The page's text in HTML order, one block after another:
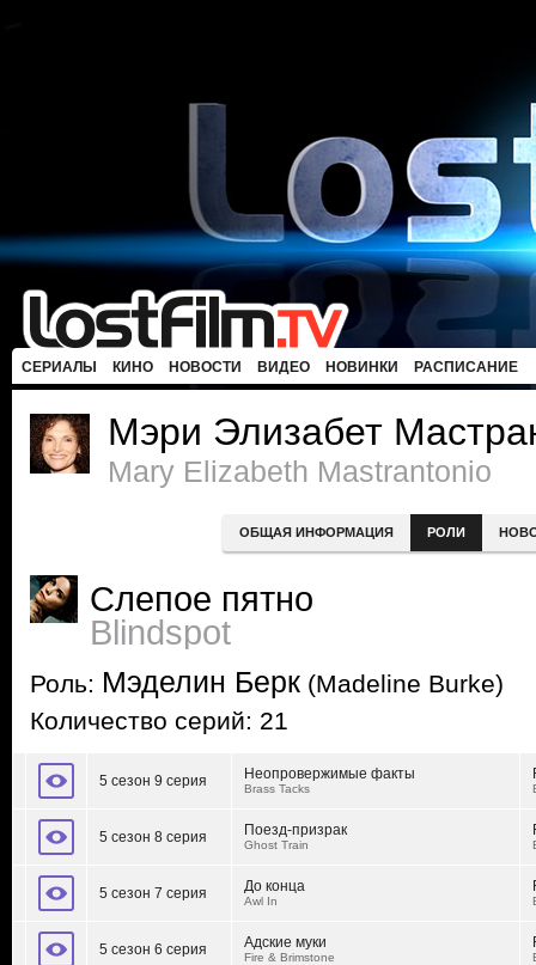
СЕРИАЛЫ КИНО НОВОСТИ ВИДЕО НОВИНКИ РАСПИСАНИЕ
Мэри Элизабет
Mary Elizabeth Mastrantonio
ОБЩАЯ ИНФОРМАЦИЯ РОЛИ
Слепое пятно
Blindspot
Роль: Мэделин Берк (Madeline Burke)
Количество серий: 21
5 сезон 9 серия Неопровержимые факты
Brass Tacks
5 сезон 8 серия Поезд-призрак
Ghost Train
5 сезон 7 серия До конца
Awl In
5 сезон 6 серия Адские муки
Fire & Brimstone